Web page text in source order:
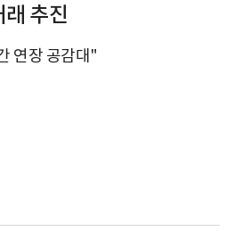
추진
연장 공감대"